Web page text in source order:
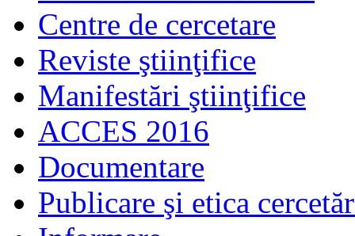
Centre de cercetare
Reviste ştiinţifice
Manifestări ştiinţifice
ACCES 2016
Documentare
Publicare şi etica